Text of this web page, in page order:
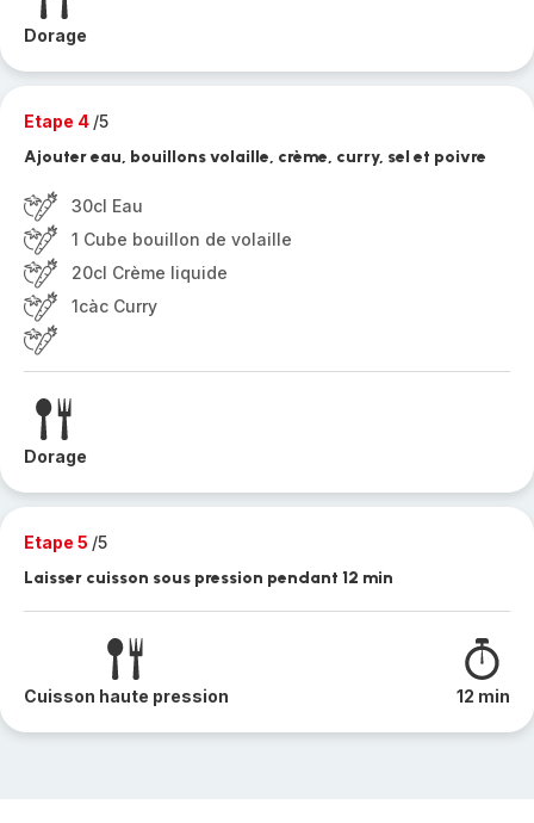
Dorage
Etape 4 /5
Ajouter eau, bouillons volaille, crème, curry, sel et poivre
30cl Eau
1 Cube bouillon de volaille
20cl Crème liquide
1càc Curry
Dorage
Etape 5 /5
Laisser cuisson sous pression pendant 12 min
Cuisson haute pression 12 min